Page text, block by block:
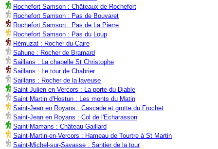
Rochefort Samson : Châteaux de Rochefort
Rochefort Samson : Pas de Bouvaret
Rochefort Samson : Pas de La Pierre
Rochefort Samson : Pas du Loup
Rémuzat : Rocher du Caire
Sahune : Rocher de Bramard
Saillans : La chapelle St Christophe
Saillans : Le tour de Chabrier
Saillans : Rocher de la laveuse
Saint Julien en Vercors : La porte du Diable
Saint Martin d'Hostun : Les monts du Matin
Saint-Jean en Royans : Cascade et grotte du Frochet
Saint-Jean en Royans : Col de l'Echarasson
Saint-Mamans : Château Gaillard
Saint-Martin-en-Vercors : Hameau de Tourtre à St Martin
Saint-Michel-sur-Savasse : Santier de la tour